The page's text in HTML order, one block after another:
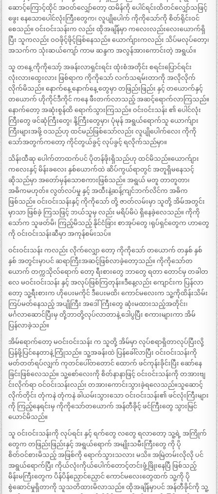
ဆောင့်ကြောင့်ထိုင် အဝတ်လျှော်တော့ ထမိန်ကို ပေါင်ရင်းထိတင်လျှော်သဖြင့်
ဖွေး နေသောပေါင်လုံးကြီးတွေက၊ လူပျိုပေါက် ကိုကိုသော်ကို စိတ်ရိုင်းဝင်
စေသည်။ ဝင်းဝင်းသန်းက လည်း ထိုအချိန်မှာ ကလေးလည်းလေးယောက်ရှိ
ပြီး သူကလည်း ဝဝဖိုင့်ဖိုင့်ဖြစ်နေသည်။ ယောက်ျားကလည်း သိပ်မလုပ်တော့၊
အသက်က သုံးဆယ်ကျော် ကာမ ဆန္ဒက အလွန်အားကောင်းတဲ့ အရွယ်။
သူ တနေ့ ကိုကိုသော့် အခန်းလာရှင်းရင်း ထုံးစံအတိုင်း စရင်းပြောင်ရင်း
လုံးလားထွေးလား ဖြစ်ရာက ကိုကိုသော် လက်သရမ်းတာကို အလိုလိုက်
လိုက်မိသည်။ နောက်နေ့ နောက်နေ့ တွေမှာ တဖြည်းဖြည်း နှင့် တယောက်နှင့်
တယောက် ဟိုကိုင်ဒီကိုင် ကနေ ဖီးတက်လာသည့် အဆင့်ရောက်လာကြသည်။
နောက်တော့ အဆုံးစွန်ထိ ရောက်သွားကြသည်။ ဝင်းဝင်းသန်း ၏ ပေါင်လုံး
ကြီးတွေ ဖင်ဆုံကြီးတွေ၊ နို့ကြီးတွေမှာ၊ ပုံမုန် အရွယ်ရောက်သူ ယောက်ျား
ကြီးများအဖို့ ဝသည်ဟု ထင်မည်ဖြစ်သော်လည်း လူပျိုပေါက်လေး ကိုကို
သော်အတွက်ကတော့ ကိုင်တွယ်ခွင့် လုပ်ခွင့် ရလိုက်သည်မှာ။
သိန်းထီဆု ပေါက်တာထက်ပင် ပိုတန်ဖိုးရှိသည်ဟု ထင်မိသည်။ယောက်ျား
ကလေးနှင့် မိန်းခလေး နှစ်ယောက်ထဲ ဆိပ်ကွယ်ရာတွင် အတူရှိမနေသင့်
ဆိုသည်မှာ အတော်မှန်သောစကားဖြစ်သည်။ အရွယ် မတူ တာတူတာ၊
အဓိကမဟုတ်။ လွတ်လပ်မှု နှင့် အထီးနဲ့ဆန့်ကျင်ဘက်လိင်က အဓိက
ဖြစ်သည်။ ဝင်းဝင်းသန်းနှင့် ကိုကိုသော် တို့ ဇာတ်လမ်းမှာ သူတို့ အိမ်အတွင်း
မှာသာ ဖြစ်ခဲ့ ကြသဖြင့် ဘယ်သူမှ လည်း မရိပ်မိပဲ ရှိနေခဲ့လေသည်။ ကိုကို
သော်က သူဖတ်မိ၊ ကြည့်မိသည့် နိုင်ငံခြား စာအုပ်တွေ ၊ရုပ်ရှင်တွေက ဟာတွေ
ကို ဝင်းဝင်းသန်းဆီမှာ အကုန်စမ်းသပ်။
ဝင်းဝင်းသန်း ကလည်း လိုက်လျှော တော့ ကိုကိုသော် တယောက် တနှစ် နှစ်
နှစ် အတွင်းမှာပင် ဆရာကြီးအဆင့်ဖြစ်လာခဲ့တော့သည်။ ကိုကိုသော်တ
ယောက် တက္ကသိုလ်ရောက် တော့ ရီးစားတွေ ဘာတွေ ရတာ တောင်မှ တခါတ
လေ မဝင်းဝင်းသန်း နှင့် အလုပ်ဖြစ်ကြတုန်း။ဒီနေ့လည်း ကျောင်းက ပြန်လာ
တော့ သူ့ရီးစားက ဟိုပေးမကိုင် ဒီပေးမထိ၊ ကောင်မလေးက သူ့ကိုထိန်းသိမ်း
ကြပ်မတ်နေသည့် အပျိုကြီး အဒေါ်ကြီးတွေ ဆုံးမထားသည့်အတိုင်း၊
မင်္ဂလာဆောင်ပြီးမှ တို့ဘာတို့လုပ်လာတာနဲ့ ဒေါပွပြီး စကားများကာ အိမ်
ပြန်လာခဲ့သည်။
အိမ်ရောက်တော့ မဝင်းဝင်းသန်း က သူတို့ အိမ်မှာ လုပ်စရာရှိတာလုပ်ပြီးလို့
ပြန်ဖို့ပြင်နေတာနဲ့ ကြုံသည်။ သူ့အခန်းထဲ ပြန်ခေါ်လာပြီး ဝင်းဝင်းသန်းကို
မတ်တတ်ရပ်လျှက် ကုတင်ပေါ်တတောင် ထောက် ဖင်ကုန်းခိုင်းပြီး ဆော်နေ
ခြင်းဖြစ်လေသည်။ သူ့စော်လေးကို စိတ်နာနာဖြင့် ဝင်းဝင်းသန်းကို တအားဗျ
င်းလိုက်ရာ ဝင်ဝင်းသန်းလည်း တအားကောင်းသွားခဲ့ရလေသည်။သူဆောင့်
လိုက်တိုင်း တုံကနဲ တုံကနဲ ခါယမ်းသွားသော ဝင်းဝင်းသန်း၏ ဖင်လုံးကြီးများ
ကို ကြည့်နေရင်းမှ ကိုကိုသော်တယောက် အန်တီခိုင့် ဖင်ကြီးတွေ သွားမြင်
ယောင်မိသည်။
သူ ဝင်းဝင်းသန်းကို လုပ်ရင်း နှင့် ရက်တွေ လတွေ ရလာတော့ သူ့ရဲ့ အကြိုက်
တွေက တဖြည်းဖြည်းနှင့် အရွယ်ရောက် အမျိုးသမီးကြီးတွေ ကို ပို
စိတ်ဝင်စားမိသည့် အဖြစ်ကို ရောက်သွားသလား မသိ။ အမြဲတမ်းလိုလို ပင်
အရွယ်ရောက်ပြီး ကိုယ်လုံးကိုယ်ပေါက်တောင့်တင်းဖွံ့ဖြိုးနေပြီ ဖြစ်သည့်
မိန်းမကြီးတွေက ပိန်ပိန်ညှောင်ညှောင် ကောင်မလေးတွေထက် သူ့ကို ပို
စွဲဆောင်မှုရှိတာကို သူသတိထားမိလာသည်။ ထိုအချိန်မှာပင် အန်တီခိုင်ကို သူ့